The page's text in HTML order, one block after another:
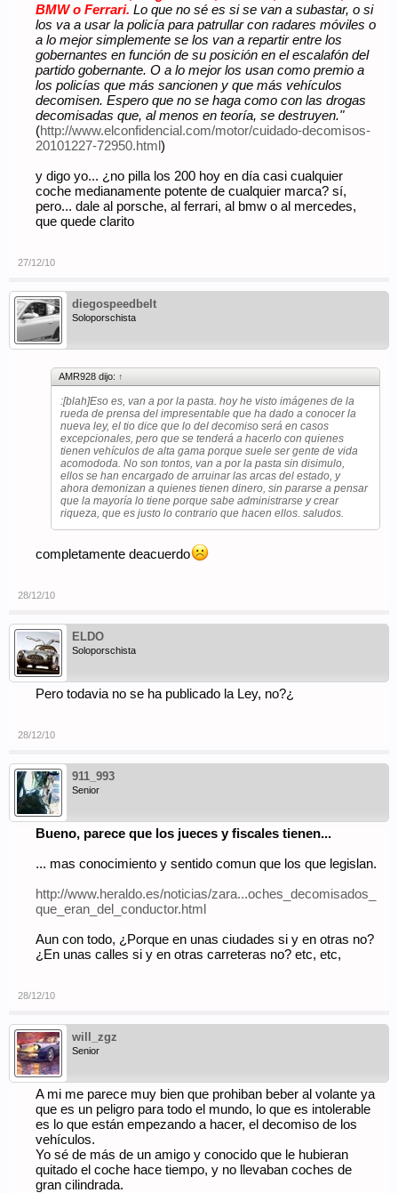
BMW o Ferrari. Lo que no sé es si se van a subastar, o si
los va a usar la policía para patrullar con radares móviles o
a lo mejor simplemente se los van a repartir entre los
gobernantes en función de su posición en el escalafón del
partido gobernante. O a lo mejor los usan como premio a
los policías que más sancionen y que más vehículos
decomisen. Espero que no se haga como con las drogas
decomisadas que, al menos en teoría, se destruyen."
(http://www.elconfidencial.com/motor/cuidado-decomisos-
20101227-72950.html )
y digo yo... ¿no pilla los 200 hoy en día casi cualquier
coche medianamente potente de cualquier marca? sí,
pero... dale al porsche, al ferrari, al bmw o al mercedes,
que quede clarito
27/12/10
diegospeedbelt
Soloporschista
AMR928 dijo: ↑
:[blah]Eso es, van a por la pasta. hoy he visto imágenes de la
rueda de prensa del impresentable que ha dado a conocer la
nueva ley, el tio dice que lo del decomiso será en casos
excepcionales, pero que se tenderá a hacerlo con quienes
tienen vehículos de alta gama porque suele ser gente de vida
acomododa. No son tontos, van a por la pasta sin disimulo,
ellos se han encargado de arruinar las arcas del estado, y
ahora demonizan a quienes tienen dinero, sin pararse a pensar
que la mayoría lo tiene porque sabe administrarse y crear
riqueza, que es justo lo contrario que hacen ellos. saludos.
completamente deacuerdo
28/12/10
ELDO
Soloporschista
Pero todavia no se ha publicado la Ley, no?¿
28/12/10
911_993
Senior
Bueno, parece que los jueces y fiscales tienen...
... mas conocimiento y sentido comun que los que legislan.
http://www.heraldo.es/noticias/zara...oches_decomisados_
que_eran_del_conductor.html
Aun con todo, ¿Porque en unas ciudades si y en otras no?
¿En unas calles si y en otras carreteras no? etc, etc,
28/12/10
will_zgz
Senior
A mi me parece muy bien que prohiban beber al volante ya
que es un peligro para todo el mundo, lo que es intolerable
es lo que están empezando a hacer, el decomiso de los
vehículos.
Yo sé de más de un amigo y conocido que le hubieran
quitado el coche hace tiempo, y no llevaban coches de
gran cilindrada.